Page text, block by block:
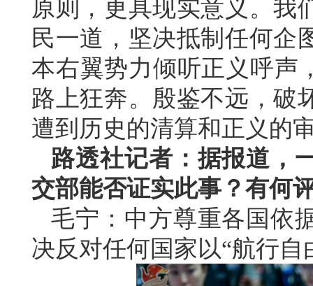
原则，更具现实意义。我
民一道，坚决抵制任何企
本右翼势力倾听正义呼声
路上狂奔。殷鉴不远，破
遭到历史的清算和正义的
路透社记者：据报道，
交部能否证实此事？有何
毛宁：中方尊重各国依
决反对任何国家以“航行